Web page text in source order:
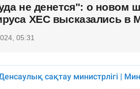
не денется": о новом
ХЕС высказались в
05:31